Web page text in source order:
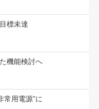
標未達
機能検討へ
用電源”に